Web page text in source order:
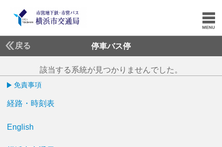
戻る 停車バス停
該当する系統が見つかりませんでした。
免責事項
経路・時刻表
English